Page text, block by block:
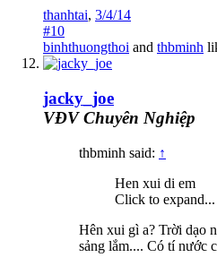
thanhtai, 3/4/14
#10
binhthuongthoi and thbminh
jacky_joe
VĐV Chuyên Nghiệp
thbminh said: ↑
Hen xui di em
Click to expand...
Hên xui gì a? Trời dạo
sảng lắm.... Có tí nước